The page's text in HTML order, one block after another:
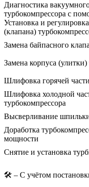
Диагностика
турбокомпрессора с
Установка и
(клапана)
Замена байпасного
Замена корпуса
Шлифовка горячей
Шлифовка холодной
турбокомпрессора
Высверливание
Доработка
мощности
Снятие и установка
🛠️ – С учётом